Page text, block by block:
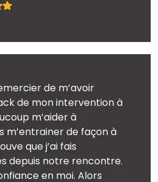
de m’avoir
de mon intervention à
m’aider à
m’entrainer de façon à
que j’ai fais
depuis notre rencontre.
en moi. Alors